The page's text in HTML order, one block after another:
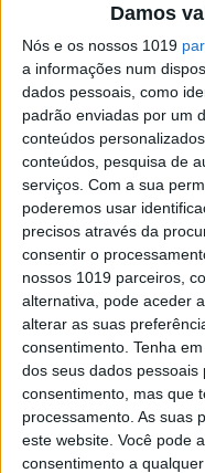
Damos
Nós e os nossos 1019
a informações num
dados pessoais, como
padrão enviadas por um
conteúdos
conteúdos, pesquisa de
serviços. Com a sua
poderemos usar
precisos através da
consentir o
nossos 1019 parceiros,
alternativa, pode aceder
alterar as suas
consentimento. Tenha
dos seus dados
consentimento, mas que
processamento. As suas
este website. Você pode
consentimento a
Ivo
equipa
na KRT e
acidente
quebra
Jeffrey
visão do
O piloto italiano
primeira corrida
caiu
Herlings, mas
evitar.